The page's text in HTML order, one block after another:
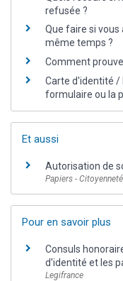
refusée ?
Que faire si vous
même temps ?
Comment
Carte d'identité /
formulaire ou la
Et aussi
Autorisation de
Papiers -
Pour en savoir plus
Consuls
d'identité et les
Legifrance